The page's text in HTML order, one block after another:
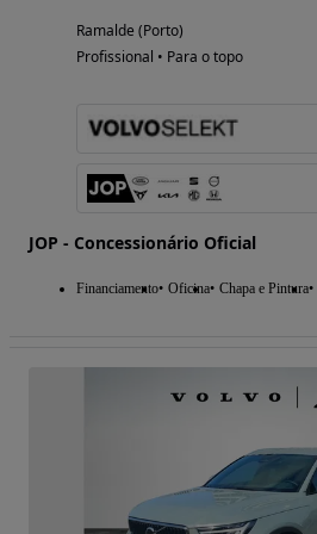
Ramalde (Porto)
Profissional • Para o topo
JOP - Concessionário Oficial
Financiamento Oficina Chapa e Pintura